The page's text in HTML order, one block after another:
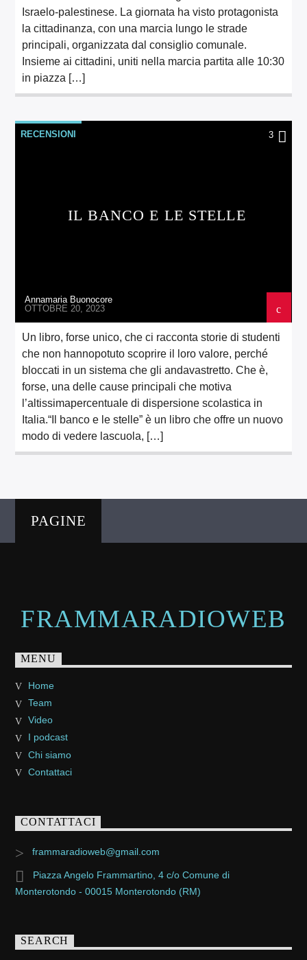
Israelo-palestinese. La giornata ha visto protagonista
la cittadinanza, con una marcia lungo le strade
principali, organizzata dal consiglio comunale.
Insieme ai cittadini, uniti nella marcia partita alle 10:30
in piazza […]
RECENSIONI 3
IL BANCO E LE STELLE
Annamaria Buonocore
OTTOBRE 20, 2023
Un libro, forse unico, che ci racconta storie di studenti
che non hannopotuto scoprire il loro valore, perché
bloccati in un sistema che gli andavastretto. Che è,
forse, una delle cause principali che motiva
l’altissimapercentuale di dispersione scolastica in
Italia.“Il banco e le stelle” è un libro che offre un nuovo
modo di vedere lascuola, […]
PAGINE
FRAMMARADIOWEB
MENU
Home
Team
Video
I podcast
Chi siamo
Contattaci
CONTATTACI
frammaradioweb@gmail.com
Piazza Angelo Frammartino, 4 c/o Comune di
Monterotondo - 00015 Monterotondo (RM)
SEARCH